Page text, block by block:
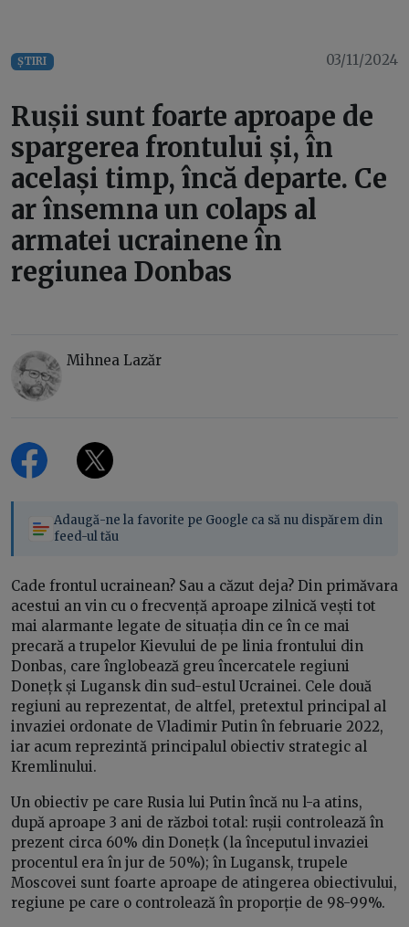
ȘTIRI 03/11/2024
Rușii sunt foarte aproape de
spargerea frontului și, în
același timp, încă departe. Ce
ar însemna un colaps al
armatei ucrainene în
regiunea Donbas
Mihnea Lazăr
Adaugă-ne la favorite pe Google ca să nu dispărem din
feed-ul tău
Cade frontul ucrainean? Sau a căzut deja? Din primăvara
acestui an vin cu o frecvență aproape zilnică vești tot
mai alarmante legate de situația din ce în ce mai
precară a trupelor Kievului de pe linia frontului din
Donbas, care înglobează greu încercatele regiuni
Donețk și Lugansk din sud-estul Ucrainei. Cele două
regiuni au reprezentat, de altfel, pretextul principal al
invaziei ordonate de Vladimir Putin în februarie 2022,
iar acum reprezintă principalul obiectiv strategic al
Kremlinului.
Un obiectiv pe care Rusia lui Putin încă nu l-a atins,
după aproape 3 ani de război total: rușii controlează în
prezent circa 60% din Donețk (la începutul invaziei
procentul era în jur de 50%); în Lugansk, trupele
Moscovei sunt foarte aproape de atingerea obiectivului,
regiune pe care o controlează în proporție de 98-99%.